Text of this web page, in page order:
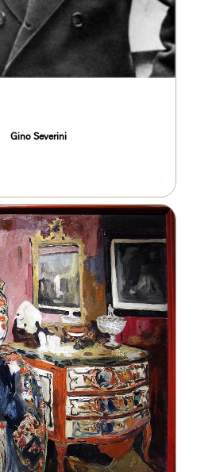
Gino Severini